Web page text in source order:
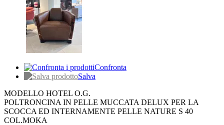
Confronta
Salva
MODELLO HOTEL O.G.
POLTRONCINA IN PELLE MUCCATA DELUX PER LA
SCOCCA ED INTERNAMENTE PELLE NATURE S 40
COL.MOKA